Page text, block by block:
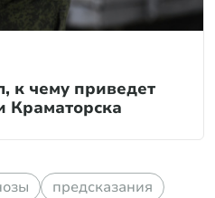
к чему приведет
Краматорска
предсказания